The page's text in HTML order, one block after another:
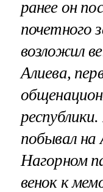
ранее он
почетного
возложил
Алиева,
побывал на
Нагорном
венок к